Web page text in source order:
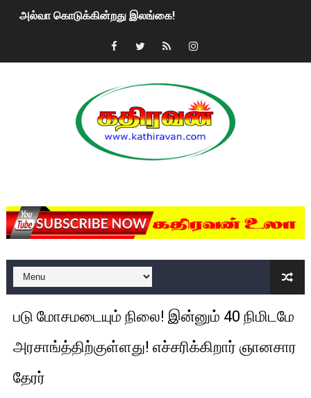
அல்வா கொடுக்கின்றது இலங்கை!
2ஆம் நாள் உக்ரைன் யுத்தம்!! எங்களைத் தனிமையில்
மகிந்த ராஜபக்சே பதவி விலக திட்டம்?
ரவுடி பேபிக்கு நடந்த தரமான சம்பவம்.. ஆபாச வீடியோக்களால்
குண்டை தூக்கிப்போட்ட ஆய்வு…. இந்தியாவின் “கோவிஷீல்டு”
யாழில் தமிழின தலைவர் பிரபாகரனின் பிறந்தநாளை
ஏர்போர்ட்டில் உதைத்த நபர் யார், என்ன நடந்தது?: உண்மையை
சீனா இலங்கையிடம் 8 மில்லியன் அமெரிக்க டொலர் நட்டஈடு
01/11/2021 Scotland ல் நடைபெறும் கண்டனப்
பாலச்சந்திரன் மற்றும் தன்னிடம் படித்த மாணவர்கள் தொடர்பில்
பிரிட்டனால் கடத்தப்படும் நிலையில் இலங்கைத் தமிழ் குடும்பம்!!
படு மோசமடையும் நிலை! இன்னும் 40 நிமிடமே
அரசாங்த்திற்குள்ளது! எச்சரிக்கிறார் ஞானசார
தேரர்